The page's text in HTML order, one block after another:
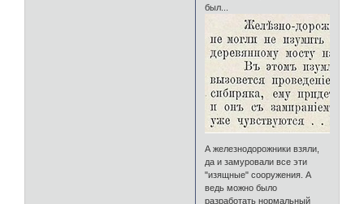
был...
А железнодорожники взяли,
да и замуровали все эти
"изящные" сооружения. А
ведь можно было
разработать нормальный